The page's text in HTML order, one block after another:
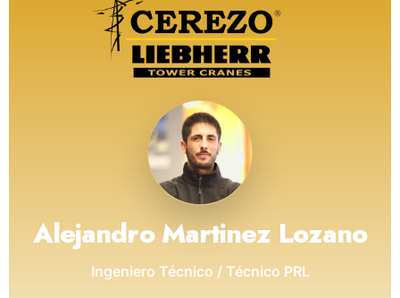
Alejandro Martinez Lozano
Ingeniero Técnico / Técnico PRL